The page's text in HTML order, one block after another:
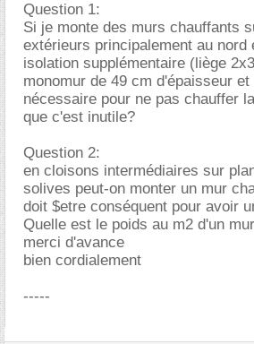
Question 1:
Si je monte des murs chauffants
extérieurs principalement au nord
isolation supplémentaire (liège
monomur de 49 cm d'épaisseur
nécessaire pour ne pas chauffer
que c'est inutile?
Question 2:
en cloisons intermédiaires sur
solives peut-on monter un mur
doit $etre conséquent pour avoir
Quelle est le poids au m2 d'un
merci d'avance
bien cordialement
-----